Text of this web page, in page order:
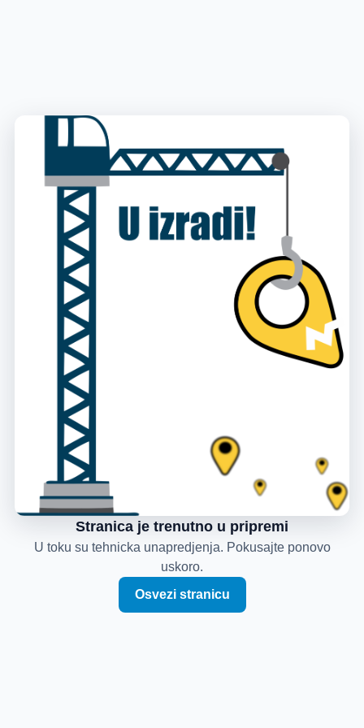
Stranica je trenutno u pripremi
U toku su tehnicka unapredjenja. Pokusajte ponovo
uskoro.
Osvezi stranicu